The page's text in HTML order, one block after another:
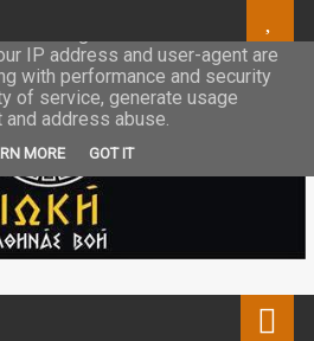
Google to deliver its services
IP address and user-agent are
with performance and security
of service, generate usage
address abuse.
MORE GOT IT